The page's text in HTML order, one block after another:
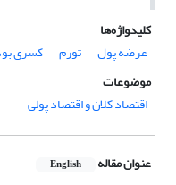
کلیدواژه‌ها
عرضه پول
تورم کسری
موضوعات
اقتصاد کلان و اقتصاد پولی
عنوان مقاله English